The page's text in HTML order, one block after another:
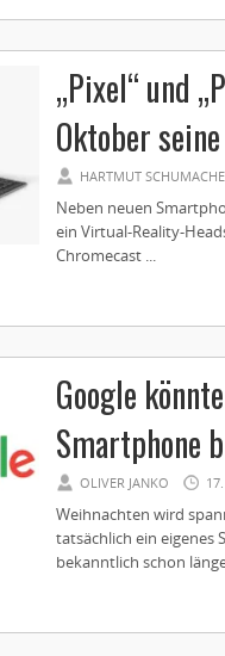
„Pixel“ und
Oktober
HARTMUT
Neben neuen
ein Virtual-Reality-
Chromecast ...
Google
Smartphone
OLIVER JANKO
Weihnachten wird
tatsächlich ein eigenes
bekanntlich schon